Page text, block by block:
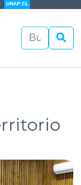
UNAP.CL